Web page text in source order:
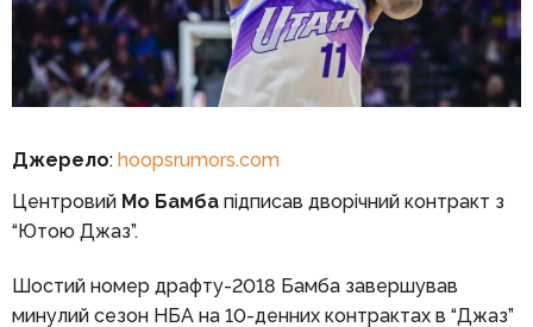
Джерело: hoopsrumors.com
Центровий Мо Бамбапідписав дворічний контракт з
“Ютою Джаз”.
Шостий номер драфту-2018 Бамба завершував
минулий сезон НБА на 10-денних контрактах в “Джаз”